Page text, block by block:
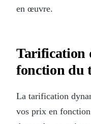
en œuvre.
Tarification
fonction du
La tarification
vos prix en